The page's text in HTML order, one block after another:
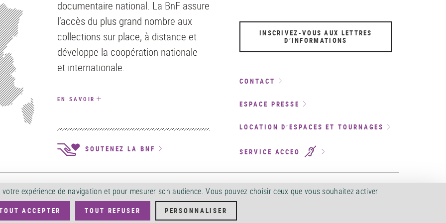
documentaire national. La BnF assure
l’accès du plus grand nombre aux
collections sur place, à distance et
développe la coopération nationale
et internationale.
EN SAVOIR
SOUTENEZ LA BNF
INSCRIVEZ-VOUS AUX LETTRES
D’INFORMATIONS
CONTACT
ESPACE PRESSE
LOCATION D’ESPACES ET TOURNAGES
SERVICE ACCEO
D'UTILISATION POLITIQUE DE CONFIDENTIALITÉ SERVICES PUBLICS + ACCESSIBILITÉ
PUBLICS OFFRES D'EMPLOI DÉMATÉRIALISATION FACTURES CRÉDITS
expérience de navigation et pour mesurer son audience. Vous pouvez choisir ceux que vous souhaitez activer
ACCEPTER TOUT REFUSER PERSONNALISER